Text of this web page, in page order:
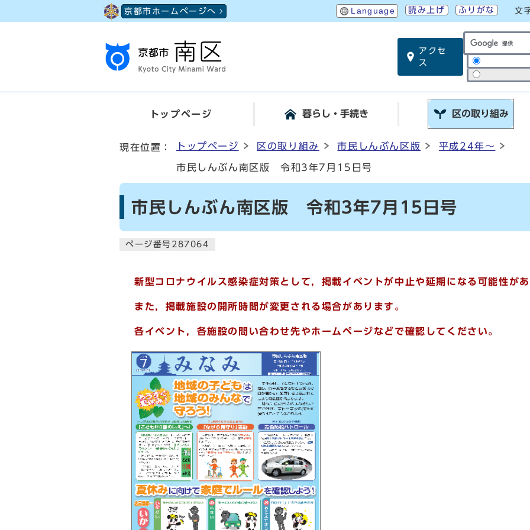
京都市ホームページへ Language 読み上げ ふりがな 文
アクセ
ス
サイト内検索
トップページ 暮らし・手続き 区の取り組み
現在位置： トップページ 区の取り組み 市民しんぶん区版 平成24年～
市民しんぶん南区版 令和3年7月15日号
市民しんぶん南区版 令和3年7月15日号
ページ番号287064
新型コロナウイルス感染症対策として，掲載イベントが中止や延期になる可能性が
また，掲載施設の開所時間が変更される場合があります。
各イベント，各施設の問い合わせ先やホームページなどで確認してください。